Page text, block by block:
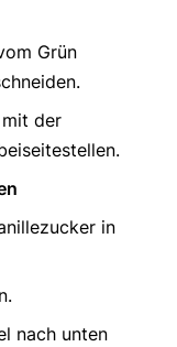
Grün
der
in
nach unten